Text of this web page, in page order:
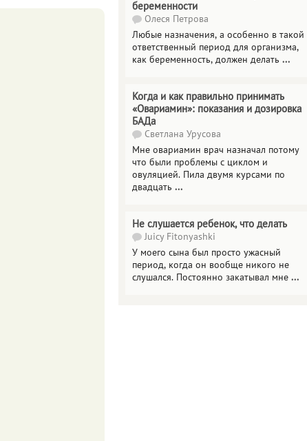
беременности
Олеся Петрова
Любые назначения, а особенно в такой
ответственный период для организма,
как беременность, должен делать ...
Когда и как правильно принимать
«Овариамин»: показания и дозировка
БАДа
Светлана Урусова
Мне овариамин врач назначал потому
что были проблемы с циклом и
овуляцией. Пила двумя курсами по
двадцать ...
Не слушается ребенок, что делать
Juicy Fitonyashki
У моего сына был просто ужасный
период, когда он вообще никого не
слушался. Постоянно закатывал мне ...